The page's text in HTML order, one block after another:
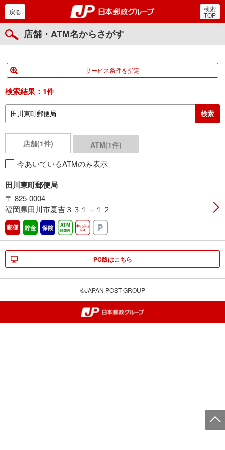
郵便局・日本郵政グルー
戻る 検索
TOP
店舗・ATM名からさがす
サービス条件を指定
検索結果： 1件
店舗(1件) ATM(1件)
今あいているATMのみ表示
田川東町郵便局
〒 825-0004
福岡県田川市夏吉３３１－１２
郵便 貯金 保険 ATM時間外キャッシュレス
PC版はこちら
©JAPAN POST GROUP